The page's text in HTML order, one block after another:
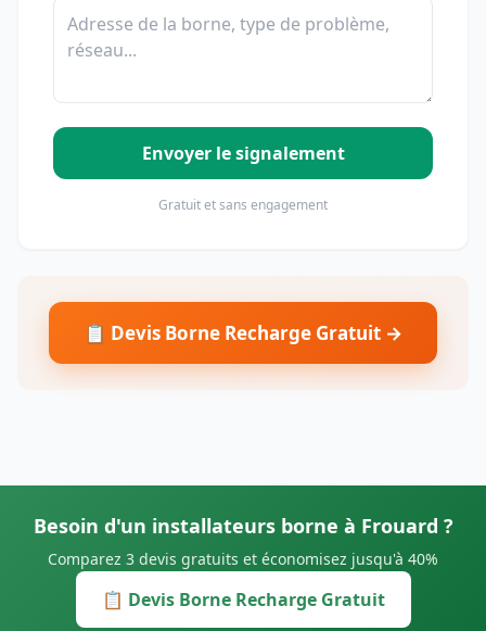
Envoyer le signalement
Gratuit et sans engagement
📋 Devis Borne Recharge Gratuit →
Besoin d'un installateurs borne à Frouard ?
Comparez 3 devis gratuits et économisez jusqu'à 40%
📋 Devis Borne Recharge Gratuit